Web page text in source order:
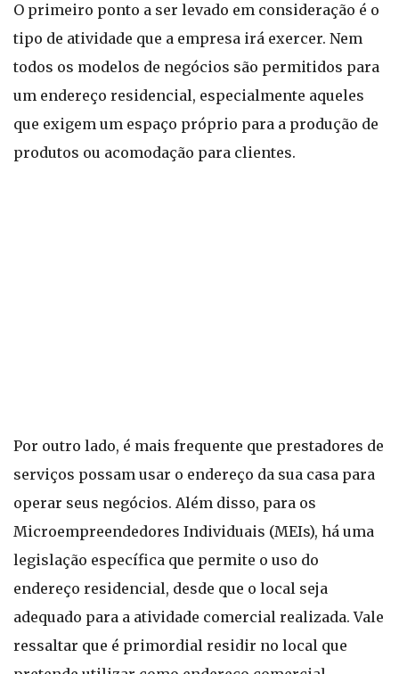
O primeiro ponto a ser levado em consideração é o
tipo de atividade que a empresa irá exercer. Nem
todos os modelos de negócios são permitidos para
um endereço residencial, especialmente aqueles
que exigem um espaço próprio para a produção de
produtos ou acomodação para clientes.
Por outro lado, é mais frequente que prestadores de
serviços possam usar o endereço da sua casa para
operar seus negócios. Além disso, para os
Microempreendedores Individuais (MEIs), há uma
legislação específica que permite o uso do
endereço residencial, desde que o local seja
adequado para a atividade comercial realizada. Vale
ressaltar que é primordial residir no local que